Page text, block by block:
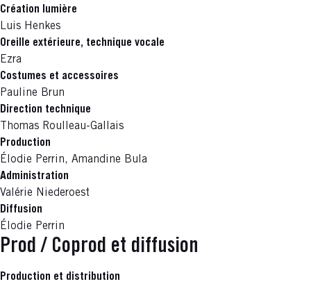
Création lumière
Luis Henkes
Oreille extérieure, technique vocale
Ezra
Costumes et accessoires
Pauline Brun
Direction technique
Thomas Roulleau-Gallais
Production
Élodie Perrin, Amandine Bula
Administration
Valérie Niederoest
Diffusion
Élodie Perrin
Prod / Coprod et diffusion
Production et distribution